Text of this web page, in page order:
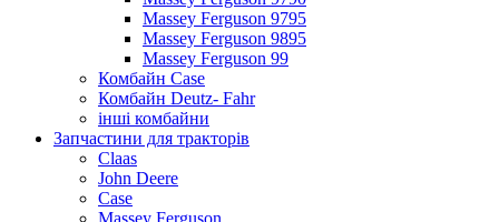
Massey Ferguson 9795
Massey Ferguson 9895
Massey Ferguson 99
Комбайн Case
Комбайн Deutz- Fahr
інші комбайни
Запчастини для тракторів
Claas
John Deere
Case
Massey Ferguson